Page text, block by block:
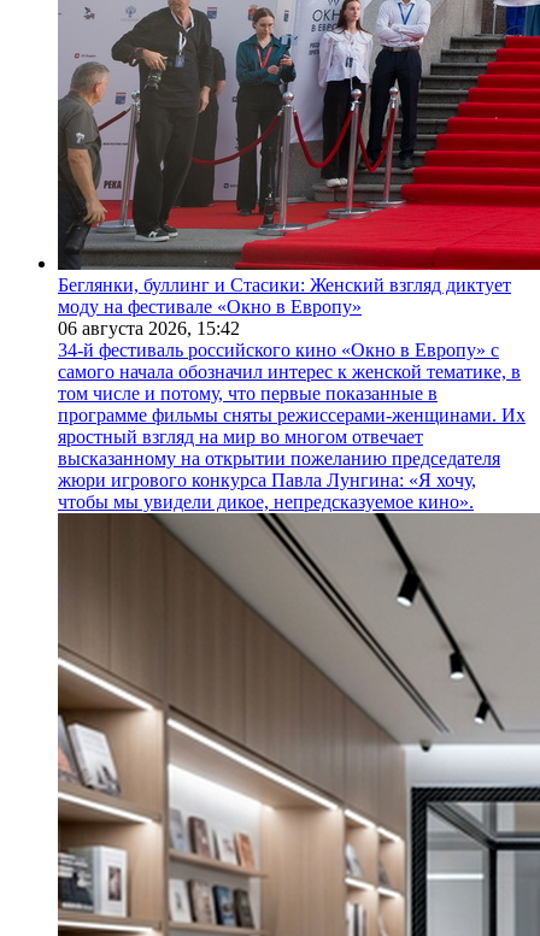
Беглянки, буллинг и Стасики: Женский взгляд диктует
моду на фестивале «Окно в Европу»
06 августа 2026, 15:42
34-й фестиваль российского кино «Окно в Европу» с
самого начала обозначил интерес к женской тематике, в
том числе и потому, что первые показанные в
программе фильмы сняты режиссерами-женщинами. Их
яростный взгляд на мир во многом отвечает
высказанному на открытии пожеланию председателя
жюри игрового конкурса Павла Лунгина: «Я хочу,
чтобы мы увидели дикое, непредсказуемое кино».